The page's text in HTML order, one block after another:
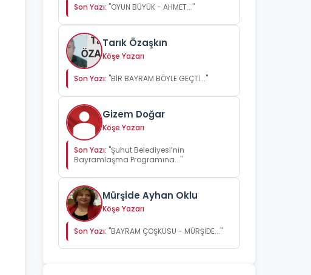
Son Yazı: "OYUN BÜYÜK - AHMET..."
Tarık Özaşkın
Köşe Yazarı
Son Yazı: "BİR BAYRAM BÖYLE GEÇTİ..."
Gizem Doğar
Köşe Yazarı
Son Yazı: "Şuhut Belediyesi’nin
Bayramlaşma Programına..."
Mürşide Ayhan Oklu
Köşe Yazarı
Son Yazı: "BAYRAM ÇOŞKUSU - MÜRŞİDE..."